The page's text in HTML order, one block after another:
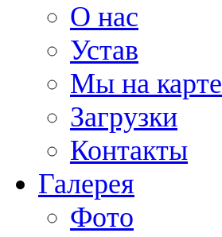
О нас
Устав
Мы на карте
Загрузки
Контакты
Галерея
Фото